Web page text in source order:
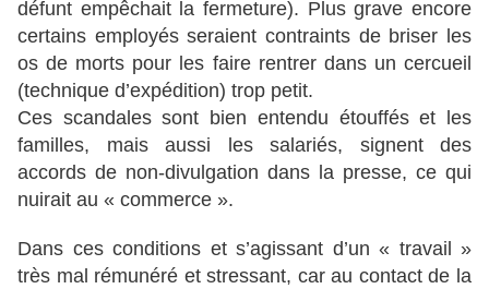
défunt empêchait la fermeture). Plus grave encore
certains employés seraient contraints de briser les
os de morts pour les faire rentrer dans un cercueil
(technique d’expédition) trop petit.
Ces scandales sont bien entendu étouffés et les
familles, mais aussi les salariés, signent des
accords de non-divulgation dans la presse, ce qui
nuirait au « commerce ».
Dans ces conditions et s’agissant d’un « travail »
très mal rémunéré et stressant, car au contact de la